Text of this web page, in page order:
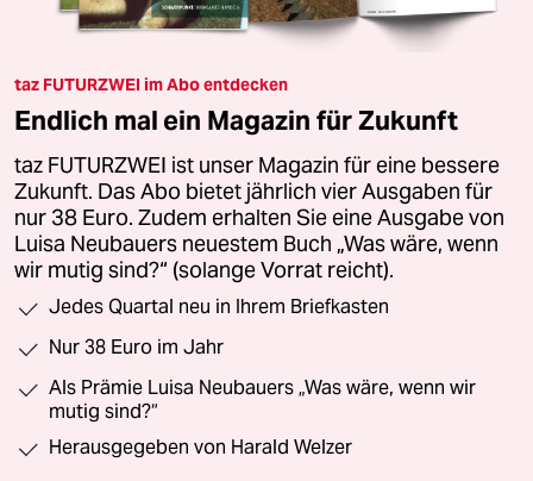
taz FUTURZWEI im Abo entdecken
Endlich mal ein Magazin für Zukunft
taz FUTURZWEI ist unser Magazin für eine bessere
Zukunft. Das Abo bietet jährlich vier Ausgaben für
nur 38 Euro. Zudem erhalten Sie eine Ausgabe von
Luisa Neubauers neuestem Buch „Was wäre, wenn
wir mutig sind?“ (solange Vorrat reicht).
Jedes Quartal neu in Ihrem Briefkasten
Nur 38 Euro im Jahr
Als Prämie Luisa Neubauers „Was wäre, wenn wir
mutig sind?“
Herausgegeben von Harald Welzer